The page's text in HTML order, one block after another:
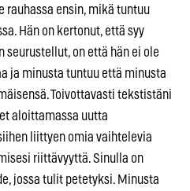
ensin, mikä tuntuu
Hän on kertonut, että syy
seurustellut, on että hän ei ole
ja minusta tuntuu että minusta
Toivottavasti tekstistäni
aloittamassa uutta
liittyen omia vaihtelevia
riittävyyttä. Sinulla on
jossa tulit petetyksi. Minusta